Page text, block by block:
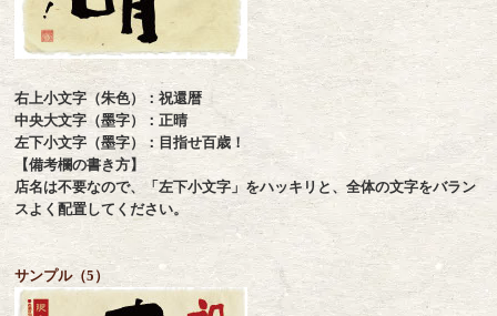
右上小文字（朱色）：祝還暦
中央大文字（墨字）：正晴
左下小文字（墨字）：目指せ百歳！
【備考欄の書き方】
店名は不要なので、「左下小文字」をハッキリと、全体の文字をバラン
スよく配置してください。
サンプル（5）